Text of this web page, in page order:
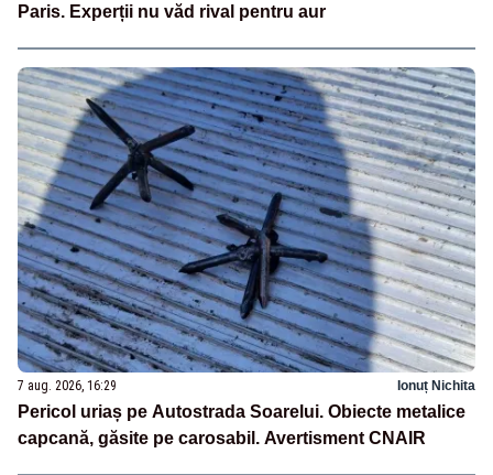
Paris. Experții nu văd rival pentru aur
7 aug. 2026, 16:29 Ionuț Nichita
Pericol uriaș pe Autostrada Soarelui. Obiecte metalice
capcană, găsite pe carosabil. Avertisment CNAIR